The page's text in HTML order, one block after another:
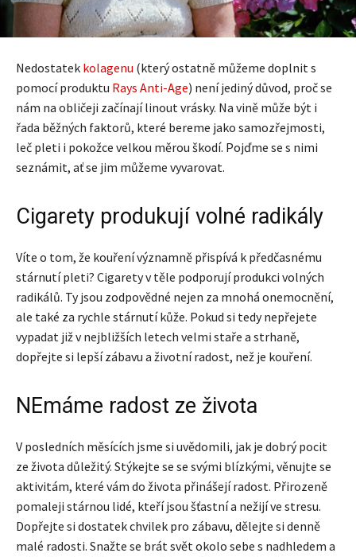
Nedostatek kolagenu (který ostatně můžeme doplnit s
pomocí produktu Rays Anti-Age) není jediný důvod, proč se
nám na obličeji začínají linout vrásky. Na vině může být i
řada běžných faktorů, které bereme jako samozřejmosti,
leč pleti i pokožce velkou měrou škodí. Pojďme se s nimi
seznámit, ať se jim můžeme vyvarovat.
Cigarety produkují volné radikály
Víte o tom, že kouření významně přispívá k předčasnému
stárnutí pleti? Cigarety v těle podporují produkci volných
radikálů. Ty jsou zodpovědné nejen za mnohá onemocnění,
ale také za rychle stárnutí kůže. Pokud si tedy nepřejete
vypadat již v nejbližších letech velmi staře a strhaně,
dopřejte si lepší zábavu a životní radost, než je kouření.
NEmáme radost ze života
V posledních měsících jsme si uvědomili, jak je dobrý pocit
ze života důležitý. Stýkejte se se svými blízkými, věnujte se
aktivitám, které vám do života přinášejí radost. Přirozeně
pomaleji stárnou lidé, kteří jsou šťastní a nežijí ve stresu.
Dopřejte si dostatek chvilek pro zábavu, dělejte si denně
malé radosti. Snažte se brát svět okolo sebe s nadhledem a